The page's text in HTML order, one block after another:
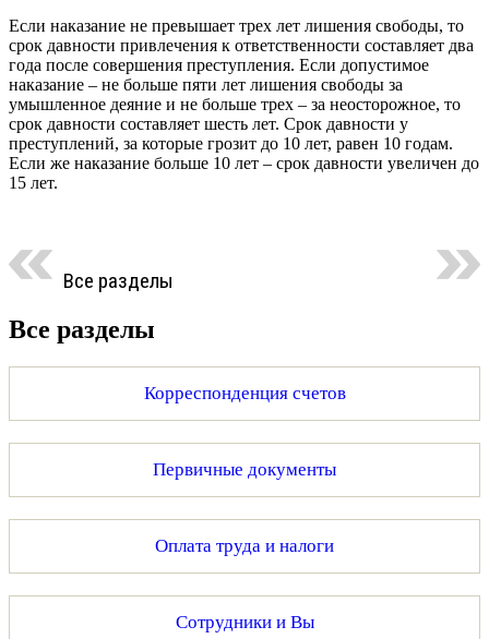
Если наказание не превышает трех лет лишения свободы, то
срок давности привлечения к ответственности составляет два
года после совершения преступления. Если допустимое
наказание – не больше пяти лет лишения свободы за
умышленное деяние и не больше трех – за неосторожное, то
срок давности составляет шесть лет. Срок давности у
преступлений, за которые грозит до 10 лет, равен 10 годам.
Если же наказание больше 10 лет – срок давности увеличен до
15 лет.
Все разделы
Все разделы
Корреспонденция счетов
Первичные документы
Оплата труда и налоги
Сотрудники и Вы